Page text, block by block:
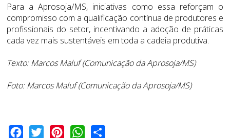
Para a Aprosoja/MS, iniciativas como essa reforçam o
compromisso com a qualificação contínua de produtores e
profissionais do setor, incentivando a adoção de práticas
cada vez mais sustentáveis em toda a cadeia produtiva.
Texto: Marcos Maluf (Comunicação da Aprosoja/MS)
Foto: Marcos Maluf (Comunicação da Aprosoja/MS)
Facebook
Twitter PinterestWhatsApp